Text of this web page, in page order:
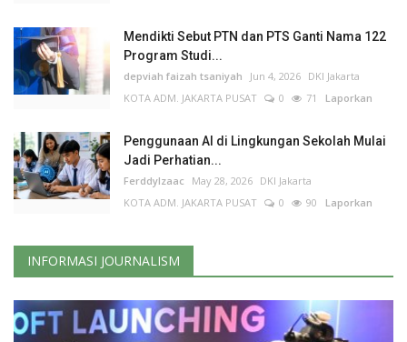
Mendikti Sebut PTN dan PTS Ganti Nama 122
Program Studi...
depviah faizah tsaniyah Jun 4, 2026 DKI Jakarta
KOTA ADM. JAKARTA PUSAT
0 71 Laporkan
Penggunaan AI di Lingkungan Sekolah Mulai
Jadi Perhatian...
FerddyIzaac May 28, 2026 DKI Jakarta
KOTA ADM. JAKARTA PUSAT
0 90 Laporkan
INFORMASI JOURNALISM